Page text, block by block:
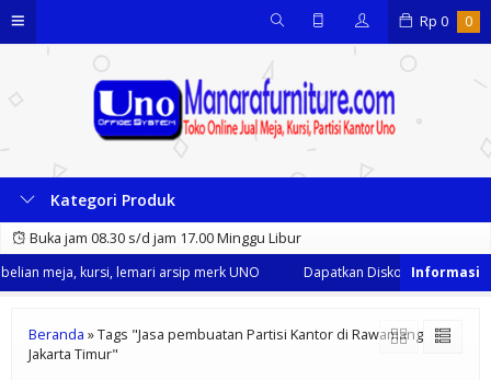
Rp 0 0
Kategori Produk
Buka jam 08.30 s/d jam 17.00 Minggu Libur
meja, kursi, lemari arsip merk UNO
Dapatkan Diskon 35% dari
Beranda »Tags "Jasa pembuatan Partisi Kantor di Rawamangun
Jakarta Timur"